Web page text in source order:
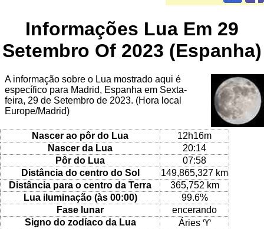
Informações Lua Em 29
Setembro Of 2023 (Espanha)
A informação sobre o Lua mostrado aqui é
específico para Madrid, Espanha em Sexta-
feira, 29 de Setembro de 2023. (Hora local
Europe/Madrid)
Nascer ao pôr do Lua
12h16m
Nascer da Lua
20:14
Pôr do Lua
07:58
Distância do centro do Sol
149,865,327 km
Distância para o centro da Terra
365,752 km
Lua iluminação (às 00:00)
99.6%
Fase lunar
encerando
Signo do zodíaco da Lua
Áries ♈